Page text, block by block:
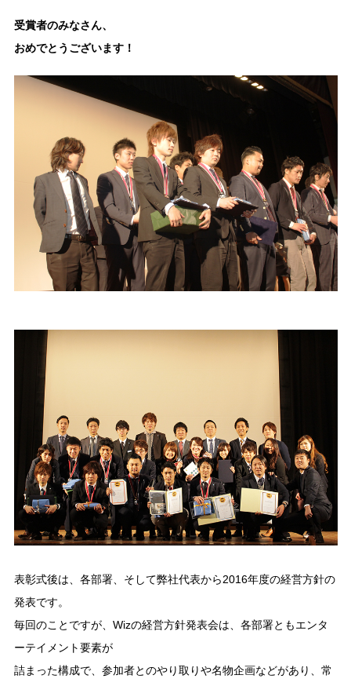
受賞者のみなさん、
おめでとうございます！
表彰式後は、各部署、そして弊社代表から2016年度の経営方針の
発表です。
毎回のことですが、Wizの経営方針発表会は、各部署ともエンタ
ーテイメント要素が
詰まった構成で、参加者とのやり取りや名物企画などがあり、常